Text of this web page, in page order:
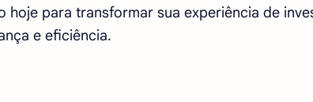
hoje para transformar sua experiência de
e eficiência.